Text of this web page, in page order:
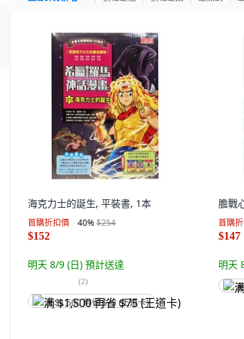
海克力士的誕生, 平裝書, 1本
首購折扣價 40%$254
$152
明天 8/9 (日) 預計送達
(2)
满 $1,500 再省 $75 (王道卡)
膽戰
首購
$147
明天